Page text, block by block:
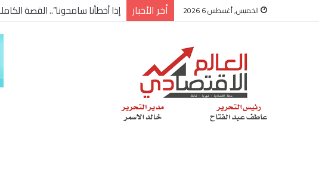
الخميس, أغسطس 6 2026 أخر الأخبار شركة “Scope Developments” تعلن تولي أحمد كمال عيسى منصب الرئيس التنفيذي للقطاع التجاري